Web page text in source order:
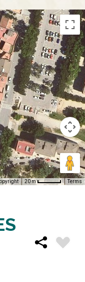
20 m Terms